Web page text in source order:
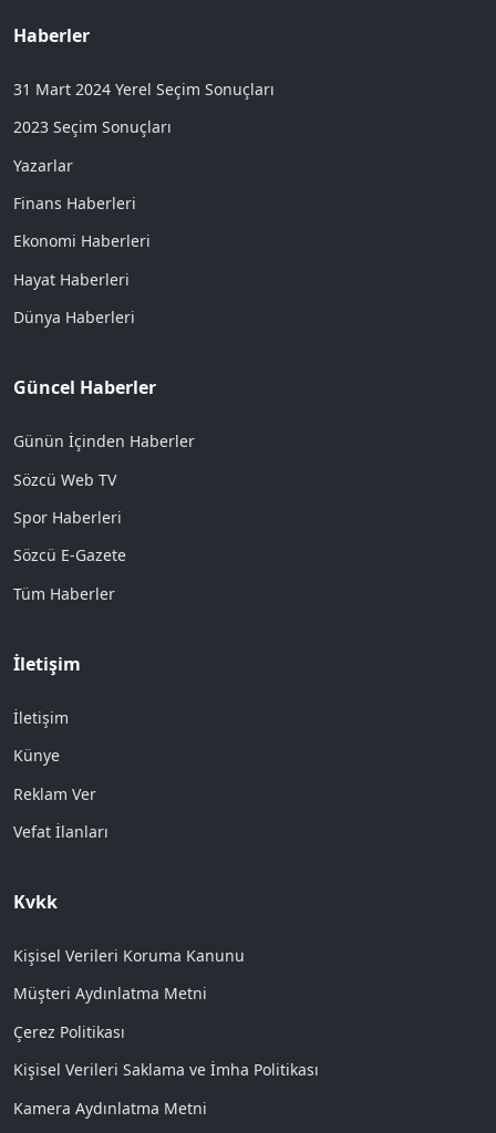
Haberler
31 Mart 2024 Yerel Seçim Sonuçları
2023 Seçim Sonuçları
Yazarlar
Finans Haberleri
Ekonomi Haberleri
Hayat Haberleri
Dünya Haberleri
Güncel Haberler
Günün İçinden Haberler
Sözcü Web TV
Spor Haberleri
Sözcü E-Gazete
Tüm Haberler
İletişim
İletişim
Künye
Reklam Ver
Vefat İlanları
Kvkk
Kişisel Verileri Koruma Kanunu
Müşteri Aydınlatma Metni
Çerez Politikası
Kişisel Verileri Saklama ve İmha Politikası
Kamera Aydınlatma Metni